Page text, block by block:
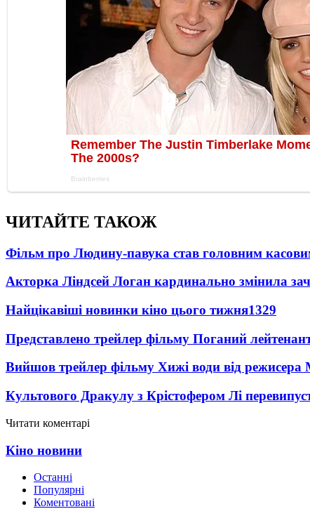
ЧИТАЙТЕ ТАКОЖ
Фільм про Людину-павука став головним
Акторка Ліндсей Логан кардинально змінила
Найцікавіші новинки кіно цього тижня1329
Представлено трейлер фільму Поганий
Вийшов трейлер фільму Хижі води від режисера
Культового Дракулу з Крістофером Лі
Читати коментарі
Кіно новини
Останні
Популярні
Коментовані